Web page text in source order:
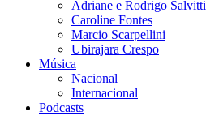
Adriane e Rodrigo Salvitti
Caroline Fontes
Marcio Scarpellini
Ubirajara Crespo
Música
Nacional
Internacional
Podcasts